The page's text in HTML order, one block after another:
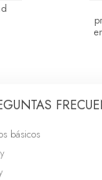
básicos